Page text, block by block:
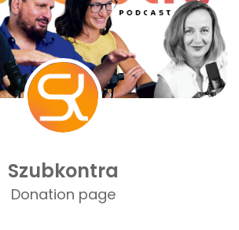
Szubkontra
Donation page